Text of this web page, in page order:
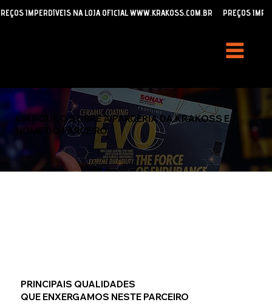
IMPERDÍVEIS NA LOJA OFICIAL WWW.KRAKOSS.COM.BR
UM POUCO SOBRE A PARCERIA DA KRAKOSS E
NOME DO PARCEIRO
PRINCIPAIS QUALIDADES
QUE ENXERGAMOS NESTE PARCEIRO